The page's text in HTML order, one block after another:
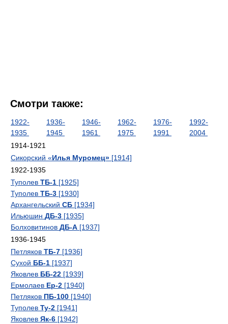
Смотри также:
1922-
1935
1936-
1945
1946-
1961
1962-
1975
1976-
1991
1992-
2004
1914-1921
Сикорский «Илья Муромец» [1914]
1922-1935
Туполев ТБ-1 [1925]
Туполев ТБ-3 [1930]
Архангельский СБ [1934]
Ильюшин ДБ-3 [1935]
Болховитинов ДБ-А [1937]
1936-1945
Петляков ТБ-7 [1936]
Сухой ББ-1 [1937]
Яковлев ББ-22 [1939]
Ермолаев Ер-2 [1940]
Петляков ПБ-100 [1940]
Туполев Ту-2 [1941]
Яковлев Як-6 [1942]